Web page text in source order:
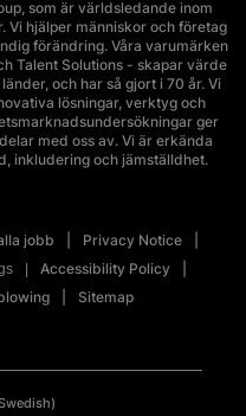
som är världsledande inom
Vi hjälper människor och företag
förändring. Våra varumärken
Talent Solutions - skapar värde
och har så gjort i 70 år. Vi
lösningar, verktyg och
ger
med oss av. Vi är erkända
inkludering och jämställdhet.
jobb
Privacy Notice
Accessibility Policy
Sitemap